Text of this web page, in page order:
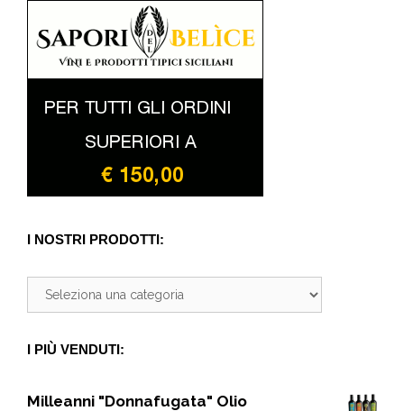
I NOSTRI PRODOTTI:
I PIÙ VENDUTI:
Milleanni "Donnafugata" Olio